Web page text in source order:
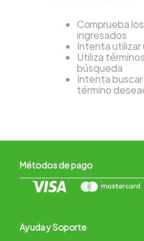
Comprueba
ingresados
Intenta utilizar
Utiliza
búsqueda
Intenta buscar
término
Métodos de pago
Ayuda y Soporte